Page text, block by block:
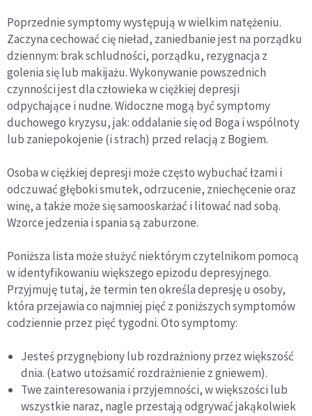
Poprzednie symptomy występują w wielkim natężeniu.
Zaczyna cechować cię nieład, zaniedbanie jest na porządku
dziennym: brak schludności, porządku, rezygnacja z
golenia się lub makijażu. Wykonywanie powszednich
czynności jest dla człowieka w ciężkiej depresji
odpychające i nudne. Widoczne mogą być symptomy
duchowego kryzysu, jak: oddalanie się od Boga i wspólnoty
lub zaniepokojenie (i strach) przed relacją z Bogiem.
Osoba w ciężkiej depresji może często wybuchać łzami i
odczuwać głęboki smutek, odrzucenie, zniechęcenie oraz
winę, a także może się samooskarżać i litować nad sobą.
Wzorce jedzenia i spania są zaburzone.
Poniższa lista może służyć niektórym czytelnikom pomocą
w identyfikowaniu większego epizodu depresyjnego.
Przyjmuję tutaj, że termin ten określa depresję u osoby,
która przejawia co najmniej pięć z poniższych symptomów
codziennie przez pięć tygodni. Oto symptomy:
Jesteś przygnębiony lub rozdrażniony przez większość
dnia. (Łatwo utożsamić rozdrażnienie z gniewem).
Twe zainteresowania i przyjemności, w większości lub
wszystkie naraz, nagle przestają odgrywać jakąkolwiek